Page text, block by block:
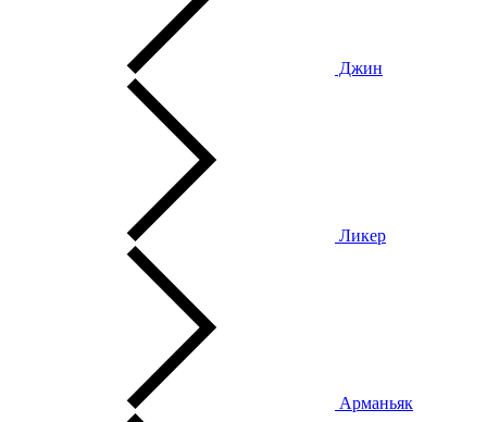
Джин
Ликер
Арманьяк